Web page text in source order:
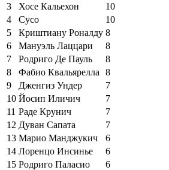
3
Хосе Кальехон
10
4
Сусо
10
5
Криштиану Роналду 8
6
Мануэль Лаццари
8
7
Родриго Де Пауль
8
8
Фабио Квальярелла
8
9
Дженгиз Ундер
7
10 Йосип Иличич
7
11 Раде Крунич
7
12 Дуван Сапата
7
13 Марио Манджукич
6
14 Лоренцо Инсинье
6
15 Родриго Паласио 6